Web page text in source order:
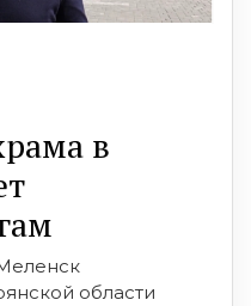
в
области